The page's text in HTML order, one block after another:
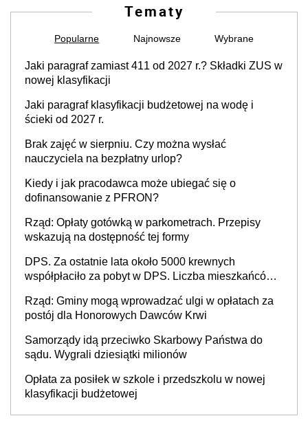
Tematy
Popularne Najnowsze Wybrane
Jaki paragraf zamiast 411 od 2027 r.? Składki ZUS w
nowej klasyfikacji
Jaki paragraf klasyfikacji budżetowej na wodę i
ścieki od 2027 r.
Brak zajęć w sierpniu. Czy można wysłać
nauczyciela na bezpłatny urlop?
Kiedy i jak pracodawca może ubiegać się o
dofinansowanie z PFRON?
Rząd: Opłaty gotówką w parkometrach. Przepisy
wskazują na dostępność tej formy
DPS. Za ostatnie lata około 5000 krewnych
współpłaciło za pobyt w DPS. Liczba mieszkańców
Rząd: Gminy mogą wprowadzać ulgi w opłatach za
postój dla Honorowych Dawców Krwi
Samorządy idą przeciwko Skarbowy Państwa do
sądu. Wygrali dziesiątki milionów
Opłata za posiłek w szkole i przedszkolu w nowej
klasyfikacji budżetowej